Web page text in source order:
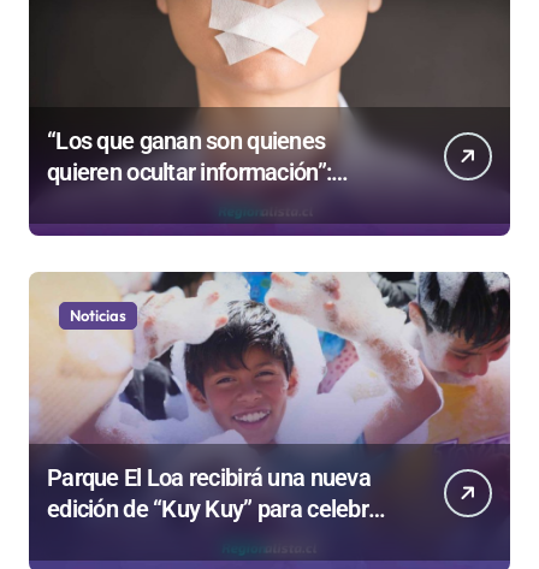
“Los que ganan son quienes
quieren ocultar información”:
Colegio de Periodistas cuestiona la
“Ley Mordaza 2.0”
Noticias
Parque El Loa recibirá una nueva
edición de “Kuy Kuy” para celebrar